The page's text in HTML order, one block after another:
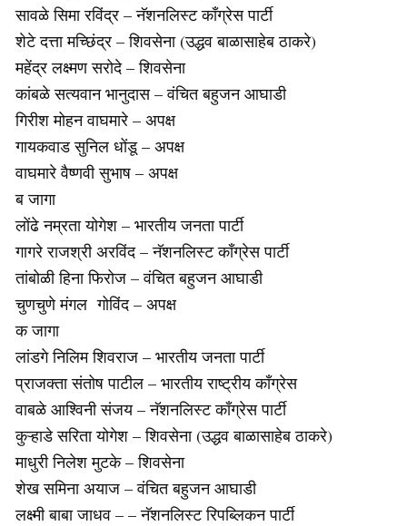
सावळे सिमा रविंद्र – नॅशनलिस्ट काँग्रेस पार्टी
शेटे दत्ता मच्छिंद्र – शिवसेना (उद्धव बाळासाहेब ठाकरे)
महेंद्र लक्ष्मण सरोदे – शिवसेना
कांबळे सत्यवान भानुदास – वंचित बहुजन आघाडी
गिरीश मोहन वाघमारे – अपक्ष
गायकवाड सुनिल धोंडू – अपक्ष
वाघमारे वैष्णवी सुभाष – अपक्ष
ब जागा
लोंढे नम्रता योगेश – भारतीय जनता पार्टी
गागरे राजश्री अरविंद – नॅशनलिस्ट काँग्रेस पार्टी
तांबोळी हिना फिरोज – वंचित बहुजन आघाडी
चुणचुणे मंगल गोविंद – अपक्ष
क जागा
लांडगे निलिम शिवराज – भारतीय जनता पार्टी
प्राजक्ता संतोष पाटील – भारतीय राष्ट्रीय काँग्रेस
वाबळे आश्विनी संजय – नॅशनलिस्ट काँग्रेस पार्टी
कुऱ्हाडे सरिता योगेश – शिवसेना (उद्धव बाळासाहेब ठाकरे)
माधुरी निलेश मुटके – शिवसेना
शेख समिना अयाज – वंचित बहुजन आघाडी
लक्ष्मी बाबा जाधव – – नॅशनलिस्ट रिपब्लिकन पार्टी